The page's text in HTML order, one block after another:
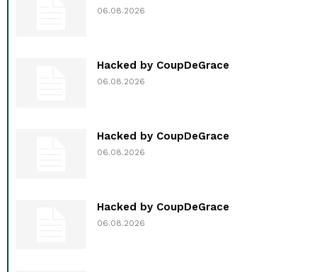
06.08.2026
Hacked by CoupDeGrace
06.08.2026
Hacked by CoupDeGrace
06.08.2026
Hacked by CoupDeGrace
06.08.2026